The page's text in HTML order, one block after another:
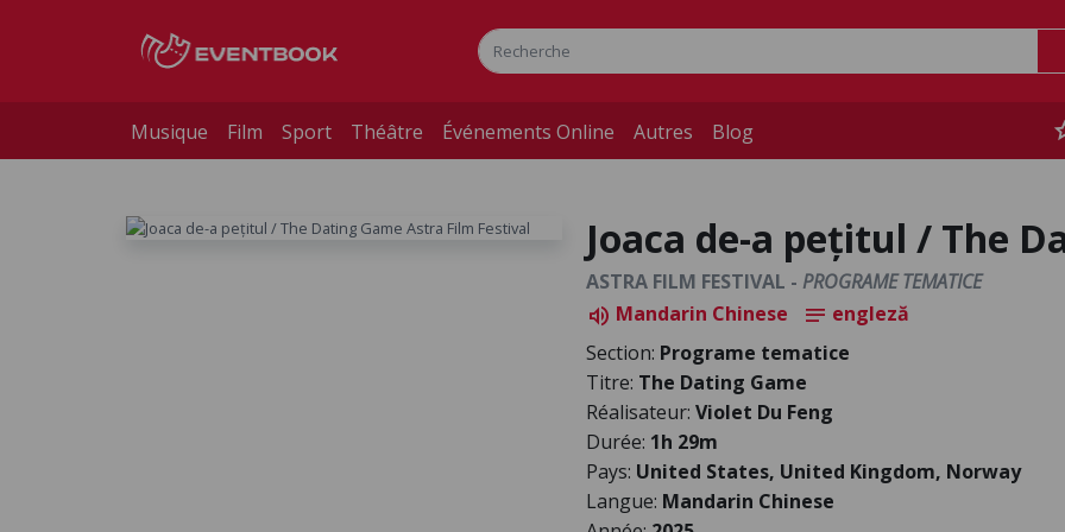
Musique Film Sport Théâtre Événements Online Autres Blog
Joaca de-a pețitul / The
ASTRA FILM FESTIVAL - PROGRAME TEMATICE
volume_up Mandarin Chinese notes engleză
Section: Programe tematice
Titre: The Dating Game
Réalisateur: Violet Du Feng
Durée: 1h 29m
Pays: United States, United Kingdom, Norway
Langue: Mandarin Chinese